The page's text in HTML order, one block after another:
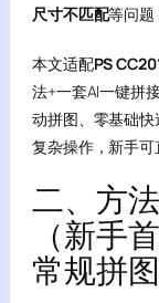
尺寸不匹配等问题
本文适配PS
法+一套AI一键拼
动拼图、零基础
复杂操作，新手可
二、方
（新手
常规拼图